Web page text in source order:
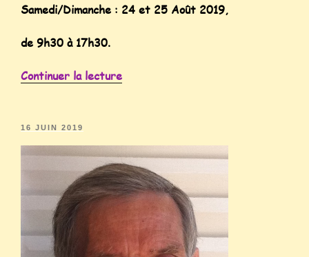
Samedi/Dimanche : 24 et 25 Août 2019,
de 9h30 à 17h30.
Continuer la lecture
16 JUIN 2019